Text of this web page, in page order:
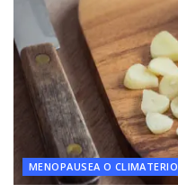
MENOPAUSEA O CLIMATERIO